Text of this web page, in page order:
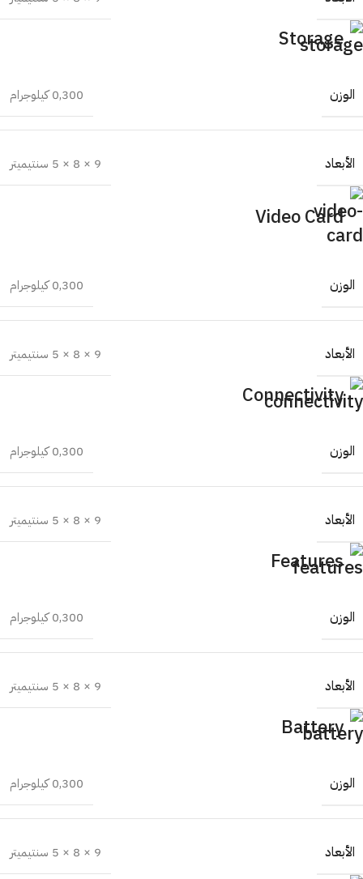
Storage
الوزن 0,300 كيلوجرام
الأبعاد 9 × 8 × 5 سنتيميتر
Video Card
الوزن 0,300 كيلوجرام
الأبعاد 9 × 8 × 5 سنتيميتر
Connectivity
الوزن 0,300 كيلوجرام
الأبعاد 9 × 8 × 5 سنتيميتر
Features
الوزن 0,300 كيلوجرام
الأبعاد 9 × 8 × 5 سنتيميتر
Battery
الوزن 0,300 كيلوجرام
الأبعاد 9 × 8 × 5 سنتيميتر